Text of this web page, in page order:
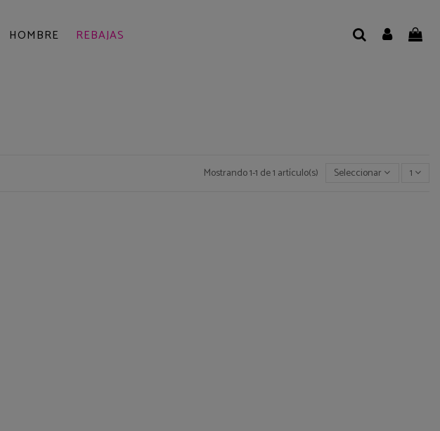
HOMBRE REBAJAS
Mostrando 1-1 de 1 artículo(s) Seleccionar 1